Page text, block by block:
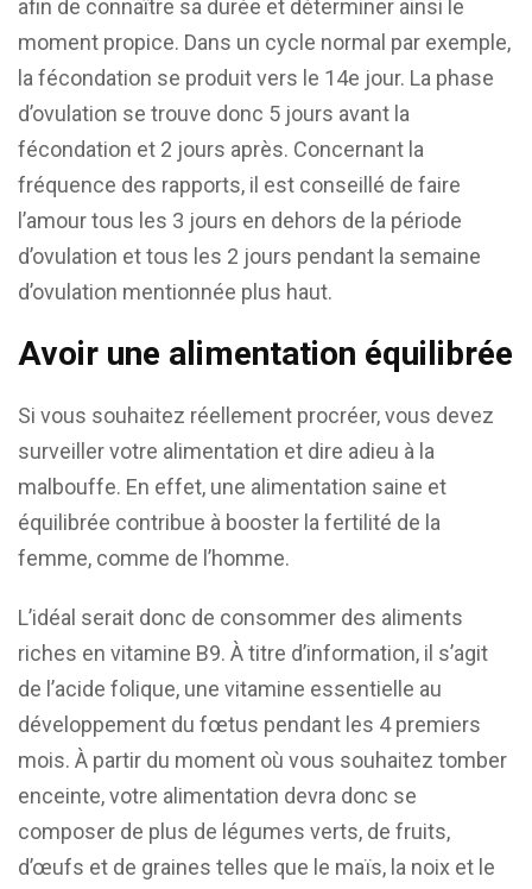
afin de connaître sa durée et déterminer ainsi le
moment propice. Dans un cycle normal par exemple,
la fécondation se produit vers le 14e jour. La phase
d’ovulation se trouve donc 5 jours avant la
fécondation et 2 jours après. Concernant la
fréquence des rapports, il est conseillé de faire
l’amour tous les 3 jours en dehors de la période
d’ovulation et tous les 2 jours pendant la semaine
d’ovulation mentionnée plus haut.
Avoir une alimentation équilibrée
Si vous souhaitez réellement procréer, vous devez
surveiller votre alimentation et dire adieu à la
malbouffe. En effet, une alimentation saine et
équilibrée contribue à booster la fertilité de la
femme, comme de l’homme.
L’idéal serait donc de consommer des aliments
riches en vitamine B9. À titre d’information, il s’agit
de l’acide folique, une vitamine essentielle au
développement du fœtus pendant les 4 premiers
mois. À partir du moment où vous souhaitez tomber
enceinte, votre alimentation devra donc se
composer de plus de légumes verts, de fruits,
d’œufs et de graines telles que le maïs, la noix et le